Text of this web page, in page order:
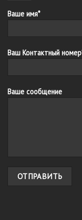
Ваше имя*
Ваш Контактный
Ваше сообщение